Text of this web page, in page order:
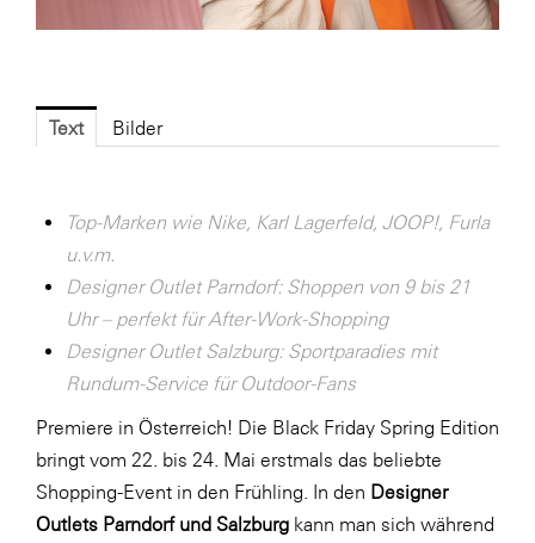
foodaffairs
FRoSTA
GBV - Verband gemeinnütziger
Bauvereinigungen
Getzner Werkstoffe
Heimat Österreich
ikp
Johnson & Johnson
JELD-WEN DANA
Text Bilder
Top-Marken wie Nike, Karl Lagerfeld, JOOP!, Furla
u.v.m.
Designer Outlet Parndorf: Shoppen von 9 bis 21
Uhr – perfekt für After-Work-Shopping
Designer Outlet Salzburg: Sportparadies mit
Rundum-Service für Outdoor-Fans
Premiere in Österreich! Die Black Friday Spring Edition
bringt vom 22. bis 24. Mai erstmals das beliebte
Shopping-Event in den Frühling. In den Designer
Outlets Parndorf und Salzburg kann man sich während